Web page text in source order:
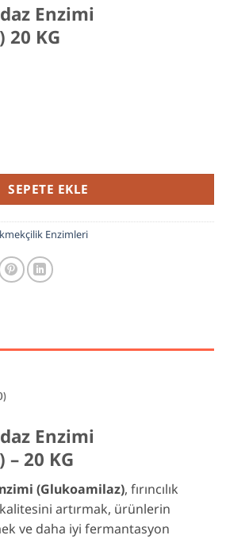
Enzimi
20 KG
(Glukoamilaz) 20 KG adet
SEPETE EKLE
Enzimleri
Enzimi
20 KG
(Glukoamilaz), fırıncılık
artırmak, ürünlerin
ve daha iyi fermantasyon